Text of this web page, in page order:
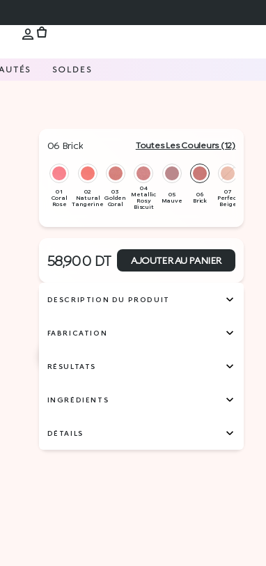
SOLDES
Toutes Les Couleurs (12)
06 Brick
58,900 DT AJOUTER AU PANIER
DESCRIPTION DU PRODUIT
FABRICATION
RÉSULTATS
INGRÉDIENTS
DÉTAILS